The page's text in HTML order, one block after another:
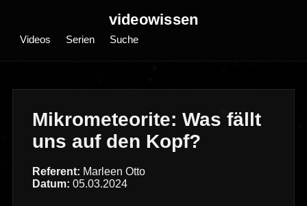
videowissen
Videos Serien Suche
Mikrometeorite: Was fällt
uns auf den Kopf?
Referent: Marleen Otto
Datum: 05.03.2024